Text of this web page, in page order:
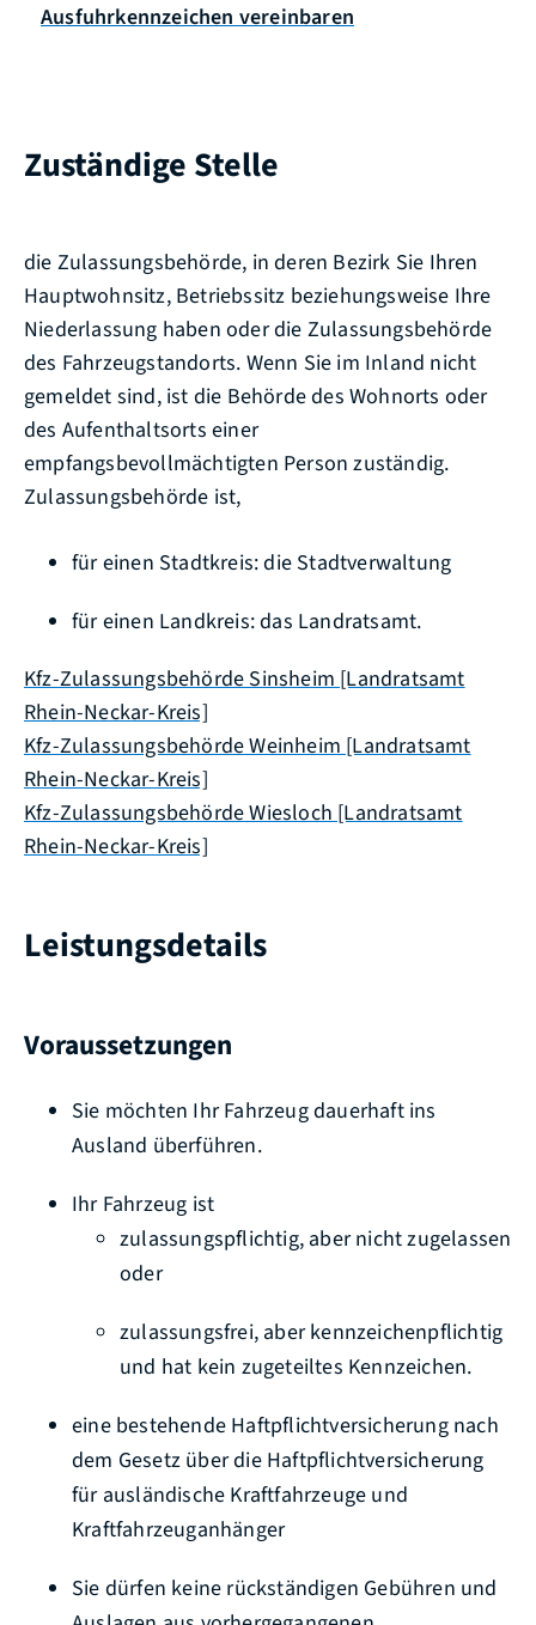
Ausfuhrkennzeichen vereinbaren
Zuständige Stelle
die Zulassungsbehörde, in deren Bezirk Sie Ihren
Hauptwohnsitz, Betriebssitz beziehungsweise Ihre
Niederlassung haben oder die Zulassungsbehörde
des Fahrzeugstandorts. Wenn Sie im Inland nicht
gemeldet sind, ist die Behörde des Wohnorts oder
des Aufenthaltsorts einer
empfangsbevollmächtigten Person zuständig.
Zulassungsbehörde ist,
für einen Stadtkreis: die Stadtverwaltung
für einen Landkreis: das Landratsamt.
Kfz-Zulassungsbehörde Sinsheim [Landratsamt
Rhein-Neckar-Kreis]
Kfz-Zulassungsbehörde Weinheim [Landratsamt
Rhein-Neckar-Kreis]
Kfz-Zulassungsbehörde Wiesloch [Landratsamt
Rhein-Neckar-Kreis]
Leistungsdetails
Voraussetzungen
Sie möchten Ihr Fahrzeug dauerhaft ins
Ausland überführen.
Ihr Fahrzeug ist
zulassungspflichtig, aber nicht zugelassen
oder
zulassungsfrei, aber kennzeichenpflichtig
und hat kein zugeteiltes Kennzeichen.
eine bestehende Haftpflichtversicherung nach
dem Gesetz über die Haftpflichtversicherung
für ausländische Kraftfahrzeuge und
Kraftfahrzeuganhänger
Sie dürfen keine rückständigen Gebühren und